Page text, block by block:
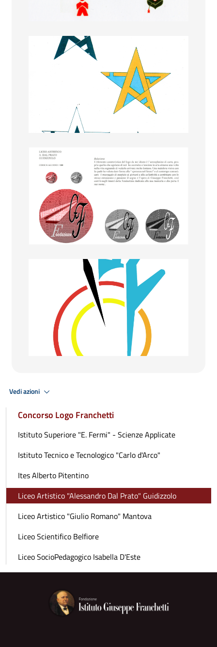
Stella Spazzini
Valentina Dalla Gassa
Vedi azioni
Concorso Logo Franchetti
Istituto Superiore "E. Fermi" - Scienze Applicate
Istituto Tecnico e Tecnologico "Carlo d'Arco"
Ites Alberto Pitentino
Liceo Artistico "Alessandro Dal Prato" Guidizzolo
Liceo Artistico "Giulio Romano" Mantova
Liceo Scientifico Belfiore
Liceo SocioPedagogico Isabella D'Este